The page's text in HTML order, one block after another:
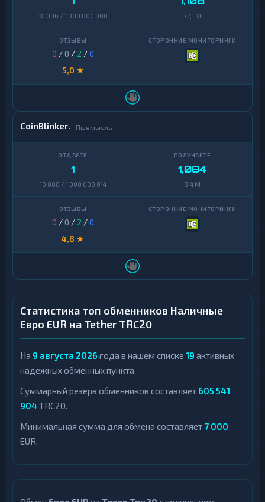
10 006 / 1 000 000 000 77,1 M
0 / 0 / 2 /0
5,0 ★
CoinBlinker Пшемысль
1
10 088 / 1 000 000 014
1,084
8,4 M
0 / 0 / 2 /0
4,8 ★
Статистика топ обменников Наличные
Евро EUR на Tether TRC20
На 9 августа 2026 года в нашем списке 19 активных
надежных обменных пункта.
Суммарный резерв обменников составляет 605 541
904TRC20.
Минимальная сумма для обмена составляет 7 000
EUR.